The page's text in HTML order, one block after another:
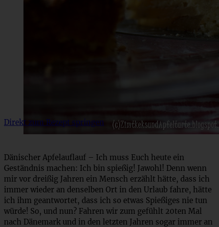
Direkt zum Rezept springen
Dänischer Apfelauflauf – Ich muss Euch heute ein
Geständnis machen: Ich bin spießig! Jawohl! Denn wenn
mir vor dreißig Jahren ein Mensch erzählt hätte, dass ich
immer wieder an denselben Ort in den Urlaub fahre, hätte
ich ihm geantwortet, dass ich so etwas Spießiges nie tun
würde! So, und nun? Fahren wir zum gefühlt 20ten Mal
nach Dänemark und in den letzten Jahren sogar immer an